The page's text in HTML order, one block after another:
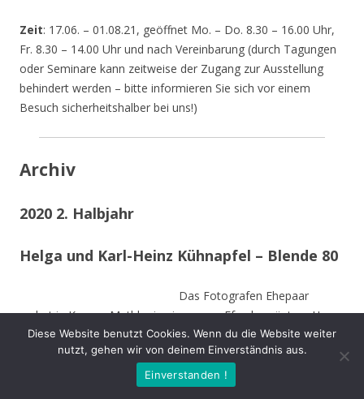
Zeit: 17.06. – 01.08.21, geöffnet Mo. – Do. 8.30 – 16.00 Uhr,
Fr. 8.30 – 14.00 Uhr und nach Vereinbarung (durch Tagungen
oder Seminare kann zeitweise der Zugang zur Ausstellung
behindert werden – bitte informieren Sie sich vor einem
Besuch sicherheitshalber bei uns!)
Archiv
2020 2. Halbjahr
Helga und Karl-Heinz Kühnapfel – Blende 80
Das Fotografen Ehepaar
wohnt in Kamen-Methler in einem von Efeu begrüntem Haus
umgeben von einem naturnahen Garten mit Teich, kleinen
naturnahen Wiesen, Obstbäumen und weiteren hohen
Bäumen. Die Stämme der von Stürmen gefällten Bäume sind
Diese Website benutzt Cookies. Wenn du die Website weiter
nutzt, gehen wir von deinem Einverständnis aus.
Einverstanden !